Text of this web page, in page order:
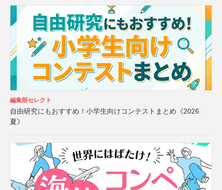
編集部セレクト
自由研究にもおすすめ！小学生向けコンテストまとめ《2026
夏》